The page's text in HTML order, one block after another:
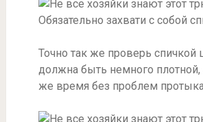
Точно так же проверь спичкой
должна быть немного плотной,
же время без проблем